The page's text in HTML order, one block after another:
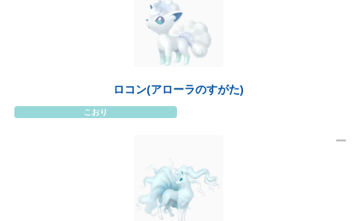
ロコン(アローラのすがた)
こおり